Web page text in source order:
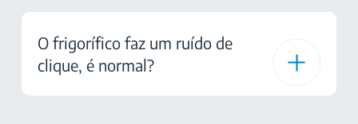
O frigorífico faz um ruído de
clique, é normal?